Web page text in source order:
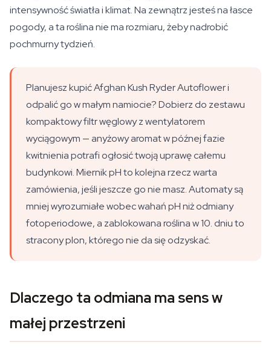
intensywność światła i klimat. Na zewnątrz jesteś na łasce
pogody, a ta roślina nie ma rozmiaru, żeby nadrobić
pochmurny tydzień.
Planujesz kupić Afghan Kush Ryder Autoflower i
odpalić go w małym namiocie? Dobierz do zestawu
kompaktowy filtr węglowy z wentylatorem
wyciągowym — anyżowy aromat w późnej fazie
kwitnienia potrafi ogłosić twoją uprawę całemu
budynkowi. Miernik pH to kolejna rzecz warta
zamówienia, jeśli jeszcze go nie masz. Automaty są
mniej wyrozumiałe wobec wahań pH niż odmiany
fotoperiodowe, a zablokowana roślina w 10. dniu to
stracony plon, którego nie da się odzyskać.
Dlaczego ta odmiana ma sens w
małej przestrzeni